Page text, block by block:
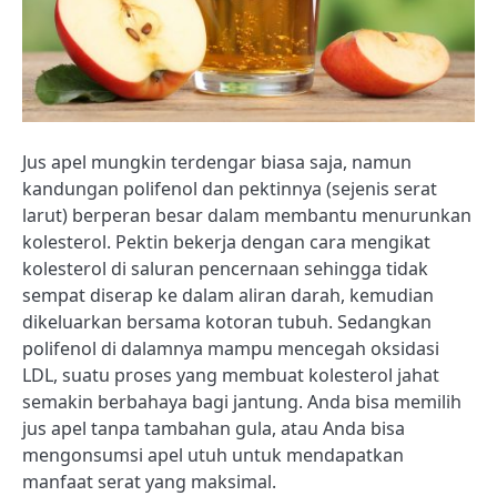
Jus apel mungkin terdengar biasa saja, namun
kandungan polifenol dan pektinnya (sejenis serat
larut) berperan besar dalam membantu menurunkan
kolesterol. Pektin bekerja dengan cara mengikat
kolesterol di saluran pencernaan sehingga tidak
sempat diserap ke dalam aliran darah, kemudian
dikeluarkan bersama kotoran tubuh. Sedangkan
polifenol di dalamnya mampu mencegah oksidasi
LDL, suatu proses yang membuat kolesterol jahat
semakin berbahaya bagi jantung. Anda bisa memilih
jus apel tanpa tambahan gula, atau Anda bisa
mengonsumsi apel utuh untuk mendapatkan
manfaat serat yang maksimal.